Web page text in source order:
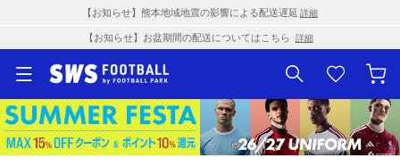
【お知らせ】熊本地域地震の影響による配送遅延 詳細
【お知らせ】お盆期間の配送についてはこちら 詳細